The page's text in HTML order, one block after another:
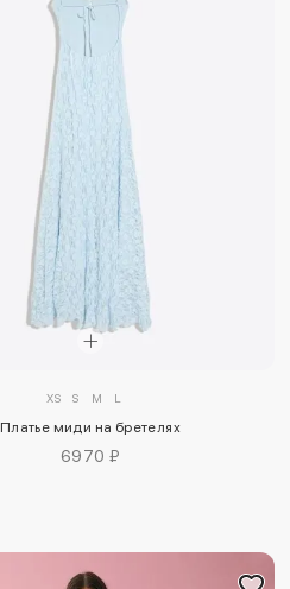
XS S M L
Платье миди на бретелях
6970 ₽